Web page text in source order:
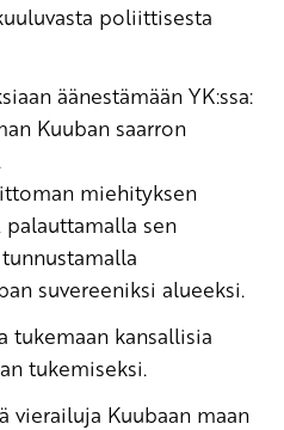
poliittisesta
äänestämään YK:ssa:
Kuuban saarron
miehityksen
sen
suvereeniksi alueeksi.
tukemaan kansallisia
tukemiseksi.
vierailuja Kuubaan maan